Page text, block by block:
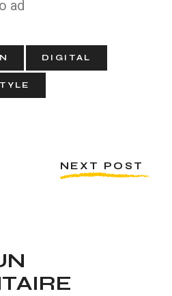
ad
DIGITAL
NEXT POST